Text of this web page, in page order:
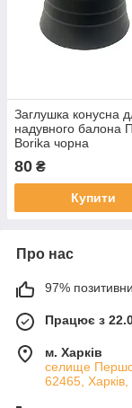
Заглушка конусна
надувного балона
Borika чорна
80 ₴
Купити
Про нас
97%
Працює з
м. Харків
cелище
62465, Харків,